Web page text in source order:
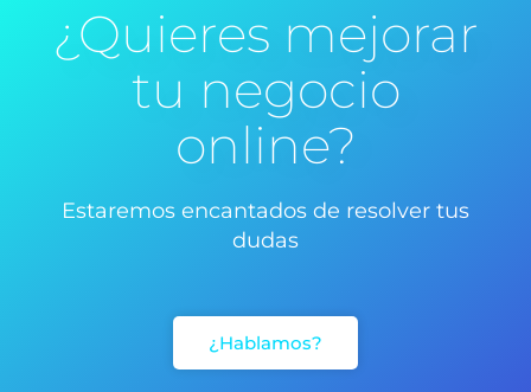
¿Quieres mejorar
tu negocio
online?
Estaremos encantados de resolver tus
dudas
¿Hablamos?